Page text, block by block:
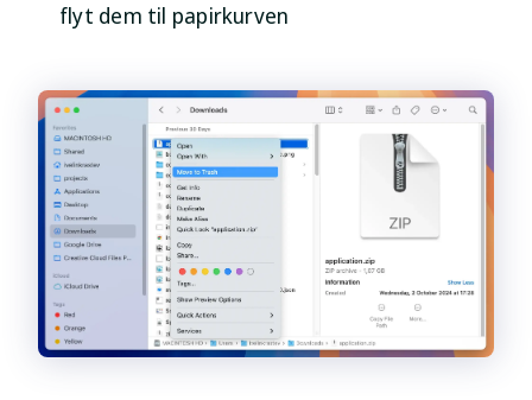
flyt dem til papirkurven